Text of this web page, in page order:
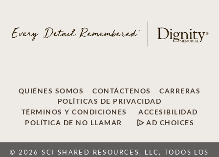
QUIÉNES SOMOS CONTÁCTENOS
CARRERAS
POLÍTICAS DE PRIVACIDAD
TÉRMINOS Y CONDICIONES
ACCESIBILIDAD
POLÍTICA DE NO LLAMAR
AD CHOICES
© 2026 SCI SHARED RESOURCES, LLC, TODOS LOS